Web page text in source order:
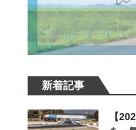
新着記事
【